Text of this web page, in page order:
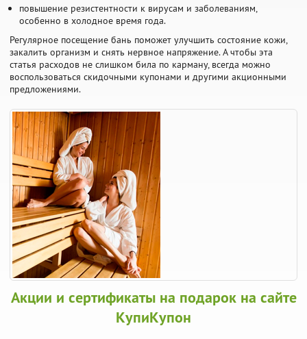
повышение резистентности к вирусам и заболеваниям,
особенно в холодное время года.
Регулярное посещение бань поможет улучшить состояние кожи,
закалить организм и снять нервное напряжение. А чтобы эта
статья расходов не слишком била по карману, всегда можно
воспользоваться скидочными купонами и другими акционными
предложениями.
Акции и сертификаты на подарок на сайте
КупиКупон